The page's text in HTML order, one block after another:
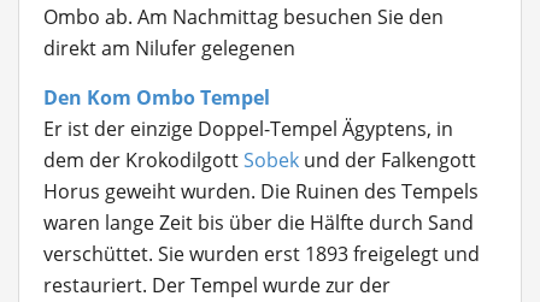
Ombo ab. Am Nachmittag besuchen Sie den
direkt am Nilufer gelegenen
Den Kom Ombo Tempel
Er ist der einzige Doppel-Tempel Ägyptens, in
dem der KrokodilgottSobek und der Falkengott
Horus geweiht wurden. Die Ruinen des Tempels
waren lange Zeit bis über die Hälfte durch Sand
verschüttet. Sie wurden erst 1893 freigelegt und
restauriert. Der Tempel wurde zur der